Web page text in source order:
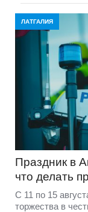
ЛАТГАЛИЯ
Праздник в
что делать
С 11 по 15
торжества в